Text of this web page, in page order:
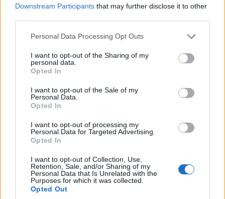
Downstream Participants that may further disclose it to other
Please note that this website/app uses one or more Google
not limited to your visit or usage behaviour. You may click to
grant or deny consent to Google and its third-party tags to
use your data for below specified purposes in below Google
consent section.
Personal Data Processing Opt Outs
I want to opt-out of the Sharing of my
personal data.
Opted In
I want to opt-out of the Sale of my
Personal Data.
Opted In
I want to opt-out of processing my
Personal Data for Targeted Advertising.
Opted In
I want to opt-out of Collection, Use,
Retention, Sale, and/or Sharing of my
Personal Data that Is Unrelated with the
Purposes for which it was collected.
Opted Out
Στεμνίτσα
Από τη Στεμνίτσα κατευθυνθείτε στη
σταρ των χειμερινών διακοπών στην Αρκαδία! Η
Βυτίνα είναι το πιο τουριστικό χωριό του Μαινάλου